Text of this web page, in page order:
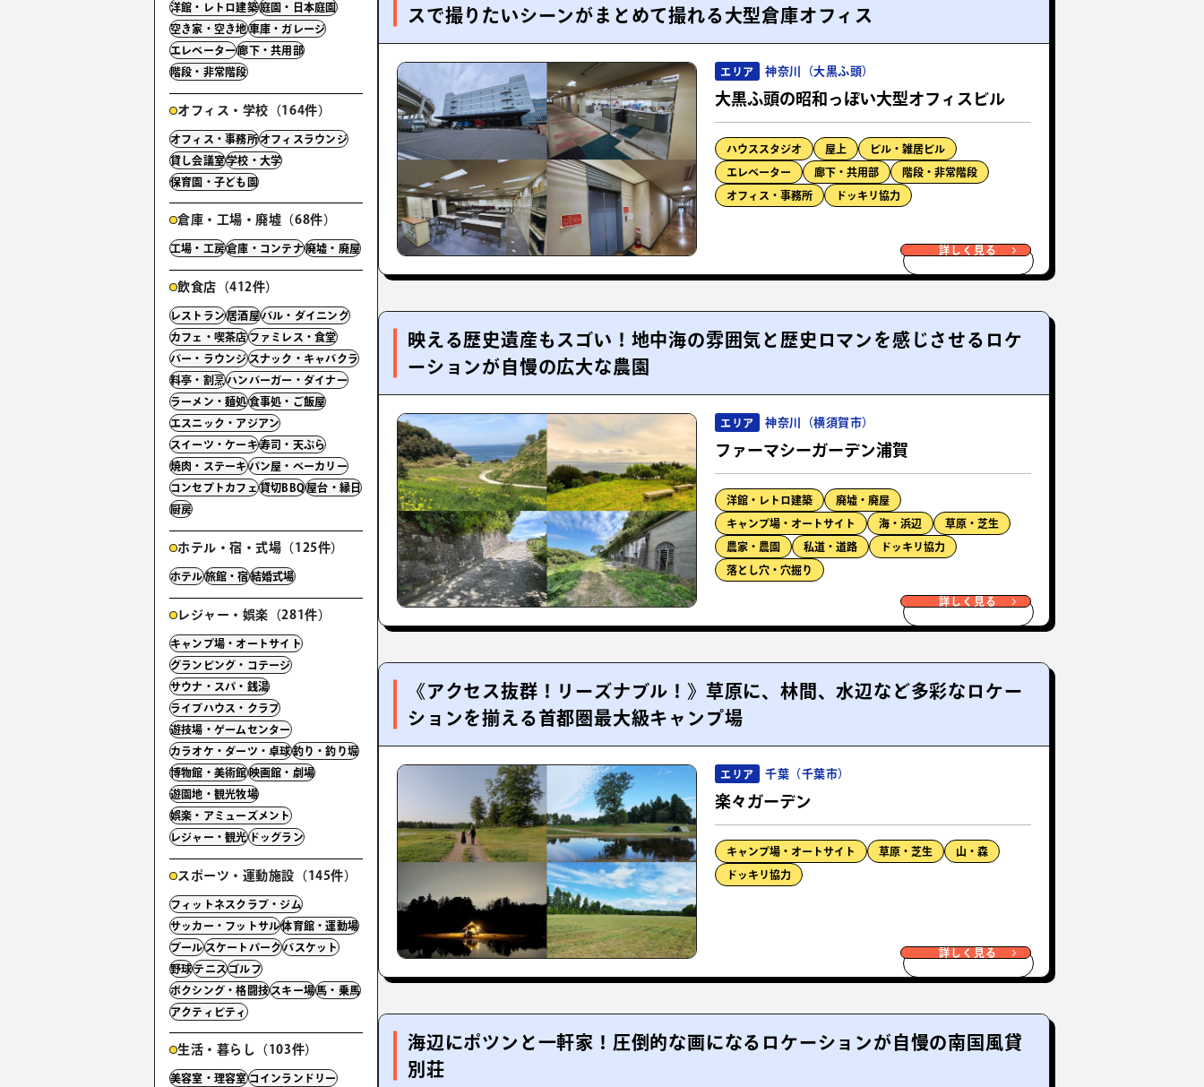
スで撮りたいシーンがまとめて撮れる大型倉庫オフィス
エリア 神奈川（大黒ふ頭）
大黒ふ頭の昭和っぽい大型オフィスビル
ハウススタジオ 屋上 ビル・雑居ビル
エレベーター 廊下・共用部 階段・非常階段
オフィス・事務所 ドッキリ協力
詳しく見る
映える歴史遺産もスゴい！地中海の雰囲気と歴史ロマンを感じさせるロケ
ーションが自慢の広大な農園
エリア 神奈川（横須賀市）
ファーマシーガーデン浦賀
洋館・レトロ建築 廃墟・廃屋
キャンプ場・オートサイト 海・浜辺 草原・芝生
農家・農園 私道・道路 ドッキリ協力
落とし穴・穴掘り
詳しく見る
《アクセス抜群！リーズナブル！》草原に、林間、水辺など多彩なロケー
ションを揃える首都圏最大級キャンプ場
エリア 千葉（千葉市）
楽々ガーデン
キャンプ場・オートサイト 草原・芝生 山・森
ドッキリ協力
詳しく見る
海辺にポツンと一軒家！圧倒的な画になるロケーションが自慢の南国風貸
別荘
洋館・レトロ建築庭園・日本庭園
空き家・空き地車庫・ガレージ
エレベーター廊下・共用部
階段・非常階段
オフィス・学校（164件）
オフィス・事務所オフィスラウンジ
貸し会議室学校・大学
保育園・子ども園
倉庫・工場・廃墟（68件）
工場・工房倉庫・コンテナ廃墟・廃屋
飲食店（412件）
レストラン居酒屋バル・ダイニング
カフェ・喫茶店ファミレス・食堂
バー・ラウンジスナック・キャバクラ
料亭・割烹ハンバーガー・ダイナー
ラーメン・麺処食事処・ご飯屋
エスニック・アジアン
スイーツ・ケーキ寿司・天ぷら
焼肉・ステーキパン屋・ベーカリー
コンセプトカフェ貸切BBQ屋台・縁日
厨房
ホテル・宿・式場（125件）
ホテル旅館・宿結婚式場
レジャー・娯楽（281件）
キャンプ場・オートサイト
グランピング・コテージ
サウナ・スパ・銭湯
ライブハウス・クラブ
遊技場・ゲームセンター
カラオケ・ダーツ・卓球釣り・釣り堀
博物館・美術館映画館・劇場
遊園地・観光牧場
娯楽・アミューズメント
レジャー・観光ドッグラン
スポーツ・運動施設（145件）
フィットネスクラブ・ジム
サッカー・フットサル体育館・運動場
プールスケートパークバスケット
野球テニスゴルフ
ボクシング・格闘技スキー場馬・乗馬
アクティビティ
生活・暮らし（103件）
美容室・理容室コインランドリー